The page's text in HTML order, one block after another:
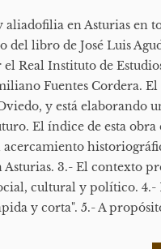
en Asturias en
del libro de José Luis
Real Instituto de
Fuentes Cordera. El
y está elaborando
El índice de esta obra
3.- El contexto
cultural y político. 4.-
y corta". 5.- A